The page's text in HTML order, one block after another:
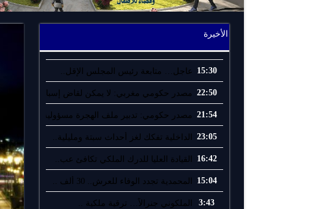
الأخيرة
15:30 عاجل… متابعة رئيس المجلس الإقل..
22:50 مصدر حكومي مغربي: لا يمكن لقاض إسبان..
21:54 مصدر حكومي: تدبير ملف الهجرة مسؤولية..
23:05 الداخلية تفكك لغز أحداث سبتة ومليلية..
16:42 القيادة العليا للدرك الملكي تكافئ عب..
15:04 المحمدية تجدد الوفاء للعرش.. 30 ألف ..
3:43 الملكوني جنرالاً… ترقية ملكية ..